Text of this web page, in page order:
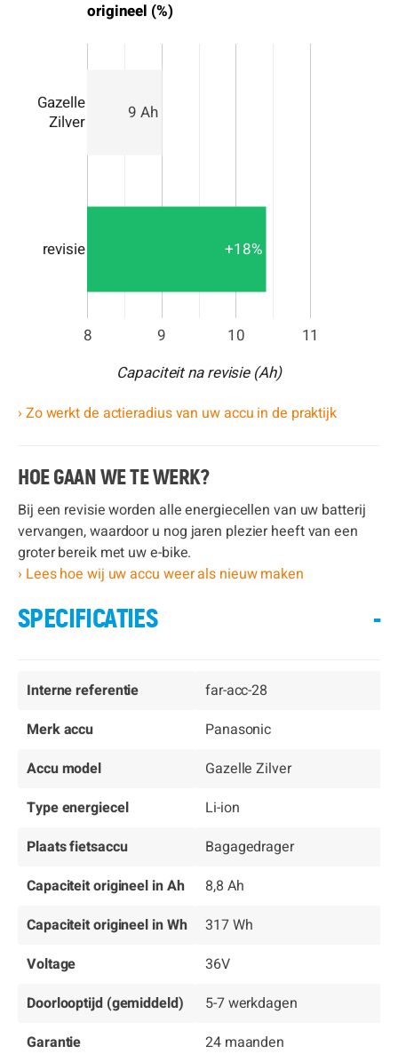
origineel (%)
8 9 10 11
Gazelle
Zilver
revisie
9 Ah
+18%
Capaciteit na revisie (Ah)
› Zo werkt de actieradius van uw accu in de praktijk
HOE GAAN WE TE WERK?
Bij een revisie worden alle energiecellen van uw batterij
vervangen, waardoor u nog jaren plezier heeft van een
groter bereik met uw e-bike.
› Lees hoe wij uw accu weer als nieuw maken
SPECIFICATIES -
Interne referentie
far-acc-28
Merk accu
Panasonic
Accu model
Gazelle Zilver
Type energiecel
Li-ion
Plaats fietsaccu
Bagagedrager
Capaciteit origineel in Ah
8,8 Ah
Capaciteit origineel in Wh
317 Wh
Voltage
36V
Doorlooptijd (gemiddeld)
5-7 werkdagen
Garantie
24 maanden